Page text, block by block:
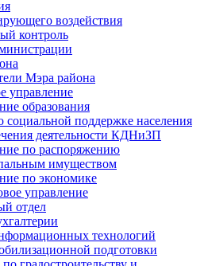
воздействия
контроль
Мэра района
управление
образования
социальной поддержке населения
деятельности КДНиЗП
по распоряжению
имуществом
по экономике
управление
отдел
технологий
подготовки